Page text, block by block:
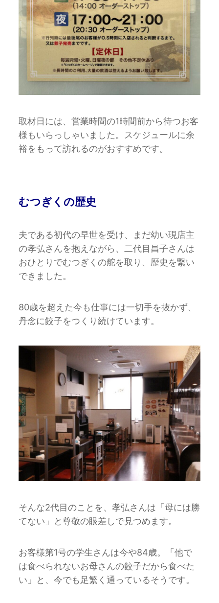
取材日には、営業時間の1時間前から待つお客
様もいらっしゃいました。スケジュールに余
裕をもって訪れるのがおすすめです。
むつぎくの歴史
夫である初代の早世を受け、まだ幼い現店主
の孝弘さんを抱えながら、二代目昌子さんは
おひとりでむつぎくの舵を取り、歴史を繋い
できました。
80歳を超えた今も仕事には一切手を抜かず、
丹念に餃子をつくり続けています。
そんな2代目のことを、孝弘さんは「母には勝
てない」と尊敬の眼差しで見つめます。
お客様第1号の学生さんは今や84歳。「他で
は食べられないお母さんの餃子だから食べた
い」と、今でも足繁く通っているそうです。